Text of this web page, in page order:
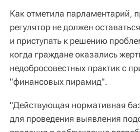
Как отметила парламентарий,
регулятор не должен
и приступать к решению
когда граждане оказались
недобросовестных практик с
"финансовых пирамид".
"Действующая нормативная
для проведения выявления